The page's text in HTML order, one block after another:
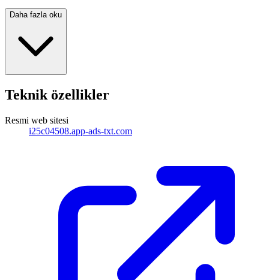
Daha fazla oku
Teknik özellikler
Resmi web sitesi
i25c04508.app-ads-txt.com